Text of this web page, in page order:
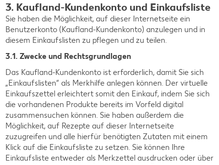
3. Kaufland-Kundenkonto und Einkaufsliste
Sie haben die Möglichkeit, auf dieser Internetseite ein
Benutzerkonto (Kaufland-Kundenkonto) anzulegen und in
diesem Einkaufslisten zu pflegen und zu teilen.
3.1. Zwecke und Rechtsgrundlagen
Das Kaufland-Kundenkonto ist erforderlich, damit Sie sich
„Einkaufslisten“ als Merkhilfe anlegen können. Der virtuelle
Einkaufszettel erleichtert somit den Einkauf, indem Sie sich
die vorhandenen Produkte bereits im Vorfeld digital
zusammensuchen können. Sie haben außerdem die
Möglichkeit, auf Rezepte auf dieser Internetseite
zuzugreifen und alle hierfür benötigten Zutaten mit einem
Klick auf die Einkaufsliste zu setzen. Sie können Ihre
Einkaufsliste entweder als Merkzettel ausdrucken oder über